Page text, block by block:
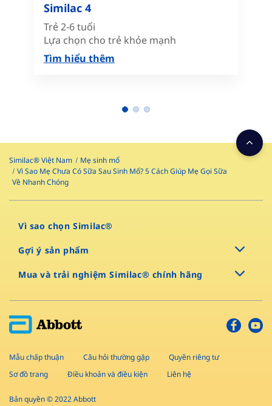
Similac 4
Trẻ 2-6 tuổi
Lựa chọn cho trẻ khỏe mạnh
Tìm hiểu thêm
Similac® Việt Nam
Mẹ sinh mổ
Vì Sao Mẹ Chưa Có Sữa Sau Sinh Mổ? 5 Cách Giúp Mẹ Gọi Sữa
Về Nhanh Chóng
Vì sao chọn Similac®
Gợi ý sản phẩm
Mua và trải nghiệm Similac® chính hãng
Mẫu chấp thuận Câu hỏi thường gặp
Quyền riêng tư
Sơ đồ trang
Điều khoản và điều kiện Liên hệ
Bản quyền © 2022 Abbott